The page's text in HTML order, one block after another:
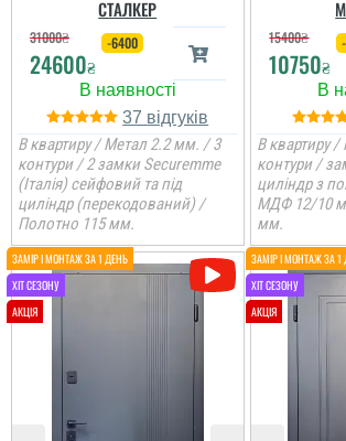
СТАЛКЕР
31000₴
24600₴
-6400
37
В квартиру / Метал 2.2 мм. / 3
контури / 2 замки Securemme
(Італія) сейфовий та під
циліндр (перекодований) /
Полотно 115 мм.
15400₴
10750₴
В квартиру
контури /
циліндр з
МДФ 12/10
мм.